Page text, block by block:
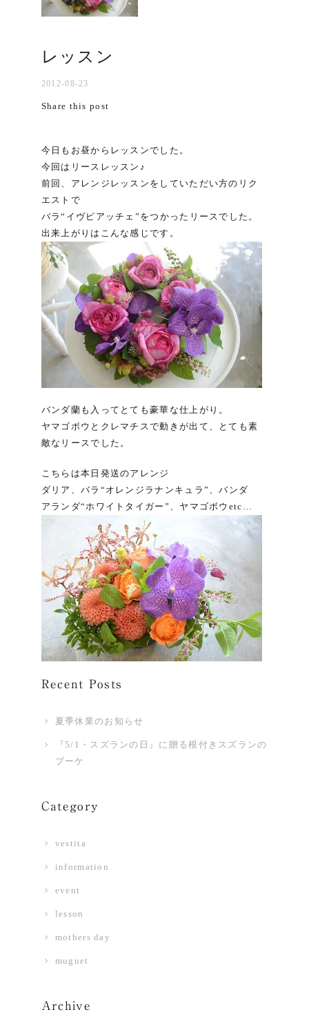
レッスン
2012-08-23
Share this post
今日もお昼からレッスンでした。
今回はリースレッスン♪
前回、アレンジレッスンをしていただい方のリク
エストで
バラ“イヴピアッチェ”をつかったリースでした。
出来上がりはこんな感じです。
バンダ蘭も入ってとても豪華な仕上がり。
ヤマゴボウとクレマチスで動きが出て、とても素
敵なリースでした。
こちらは本日発送のアレンジ
ダリア、バラ“オレンジラナンキュラ”、バンダ
アランダ“ホワイトタイガー”、ヤマゴボウetc…
Recent Posts
夏季休業のお知らせ
『5/1・スズランの日』に贈る根付きスズランの
ブーケ
Category
vestita
information
event
lesson
mothers day
muguet
Archive